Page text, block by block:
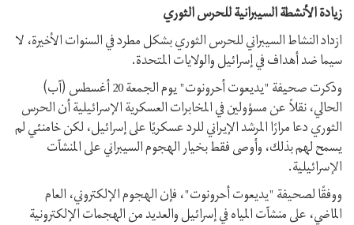
زيادة الأنشطة السيبرانية للحرس الثوري
ازداد النشاط السيبراني للحرس الثوري بشكل مطرد في السنوات الأخيرة، لا
سيما ضد أهداف في إسرائيل والولايات المتحدة.
وذكرت صحيفة "يديعوت أحرونوت" يوم الجمعة 20 أغسطس (آب)
الحالي، نقلاً عن مسؤولين في المخابرات العسكرية الإسرائيلية أن الحرس
الثوري دعا مرارًا المرشد الإيراني للرد عسكريًا على إسرائيل، لكن خامنئي لم
يسمح لهم بذلك، وأوصى فقط بخيار الهجوم السيبراني على المنشآت
الإسرائيلية.
ووفقًا لصحيفة "يديعوت أحرونوت"، فإن الهجوم الإلكتروني، العام
الماضي، على منشآت المياه في إسرائيل والعديد من الهجمات الإلكترونية